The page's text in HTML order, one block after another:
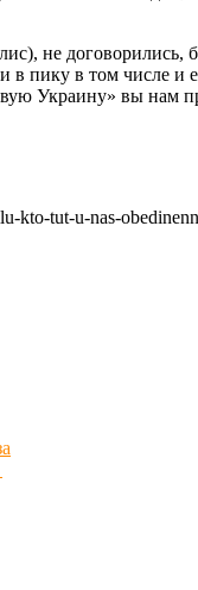
не договорились,
в пику в том
Украину» вы нам
kto-tut-u-nas-